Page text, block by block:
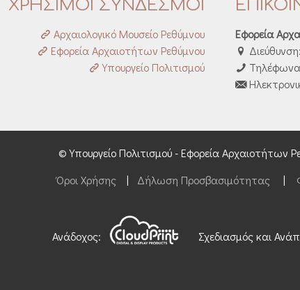
ΧΡΗΣΙΜΟΙ ΣΥΝΔΕΣΜΟΙ
Αρχαιολογικό Μουσείο Ρεθύμνου
Εφορεία Αρχαιοτήτων Ρεθύμνου
Υπουργείο Πολιτισμού
Εφορεία
© Υπουργείο Πολιτισμού - Εφορεία Αρχαιοτήτων
Όροι Χρήσης
| Δήλωση Προσβασιμότητας|
Ανάδοχος: Σχεδιασμός και